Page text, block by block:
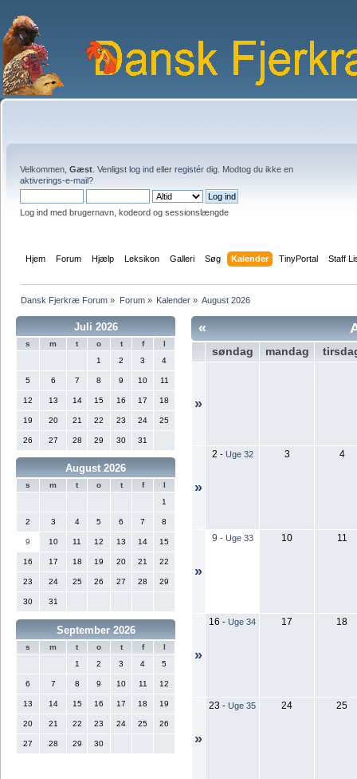
Velkommen, Gæst . Venligst log ind eller registér dig. Modtog du ikke en
aktiverings-e-mail?
Log ind med brugernavn, kodeord og sessionslængde
Hjem Forum Hjælp Leksikon Galleri Søg Kalender TinyPortal Staff
Dansk Fjerkræ Forum » Forum» Kalender» August 2026
Juli 2026
s m t o t f
l
1
2 3 4
5 6 7 8 9 10 11
12 13 14 15 16 17 18
19 20 21 22 23 24 25
26 27 28 29 30 31
August 2026
s m t o t f
l
1
2 3 4 5 6 7 8
9 10 11 12 13 14 15
16 17 18 19 20 21 22
23 24 25 26 27 28 29
30 31
September 2026
s m t o t f
l
1
2 3 4 5
6 7 8 9 10 11 12
13 14 15 16 17 18 19
20 21 22 23 24 25 26
27 28 29 30
«
søndag mandag
»
»
2 - Uge 32 3 4
»
9 - Uge 33 10 11
»
16 - Uge 34 17 18
»
23 - Uge 35 24 25